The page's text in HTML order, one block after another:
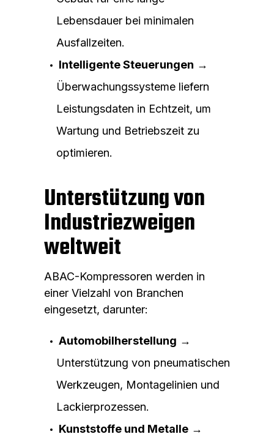
Lebensdauer bei minimalen
Ausfallzeiten.
Intelligente Steuerungen →
Überwachungssysteme liefern
Leistungsdaten in Echtzeit, um
Wartung und Betriebszeit zu
optimieren.
Unterstützung von
Industriezweigen
weltweit
ABAC-Kompressoren werden in
einer Vielzahl von Branchen
eingesetzt, darunter:
Automobilherstellung →
Unterstützung von pneumatischen
Werkzeugen, Montagelinien und
Lackierprozessen.
Kunststoffe und Metalle →